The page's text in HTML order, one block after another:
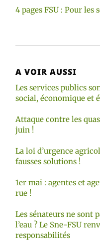
4 pages FSU : Pour
A VOIR AUSSI
Les services publics
social, économique et
Attaque contre les
juin !
La loi d’urgence
fausses solutions !
1er mai : agentes et
rue !
Les sénateurs ne sont
l’eau ? Le Sne-FSU
responsabilités